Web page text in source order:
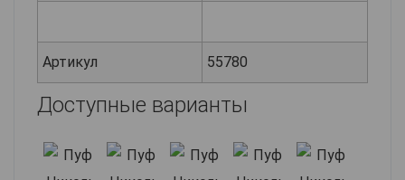
Артикул 55780
Доступные варианты